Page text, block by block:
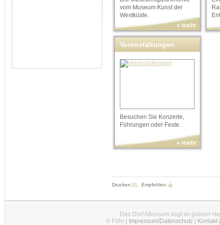
vom Museum Kunst der
Westküste.
» mehr
Veranstaltungen
Besuchen Sie Konzerte,
Führungen oder Feste.
» mehr
Drucken Empfehlen
Das Dorf Alkersum liegt im grünen
© Föhr| Impressum/Datenschutz| Kontakt